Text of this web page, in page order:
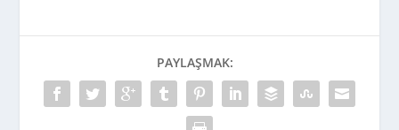
PAYLAŞMAK: